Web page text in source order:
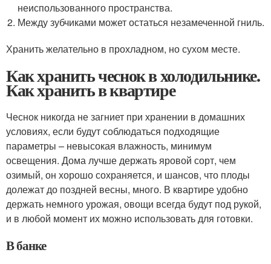
неиспользованного пространства.
Между зубчиками может остаться незамеченной гниль.
Хранить желательно в прохладном, но сухом месте.
Как хранить чеснок в холодильнике.
Как хранить в квартире
Чеснок никогда не загниет при хранении в домашних
условиях, если будут соблюдаться подходящие
параметры – невысокая влажность, минимум
освещения. Дома лучше держать яровой сорт, чем
озимый, он хорошо сохраняется, и шансов, что плоды
долежат до поздней весны, много. В квартире удобно
держать немного урожая, овощи всегда будут под рукой,
и в любой момент их можно использовать для готовки.
В банке